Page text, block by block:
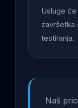
Usluge
završetka
testiranja.
Naš